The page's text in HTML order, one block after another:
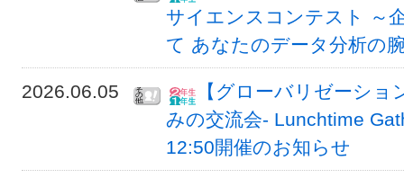
サイエンスコンテスト ～
て あなたのデータ分析の
2026.06.05
【グローバリゼーシ
みの交流会- Lunchtime
12:50開催のお知らせ